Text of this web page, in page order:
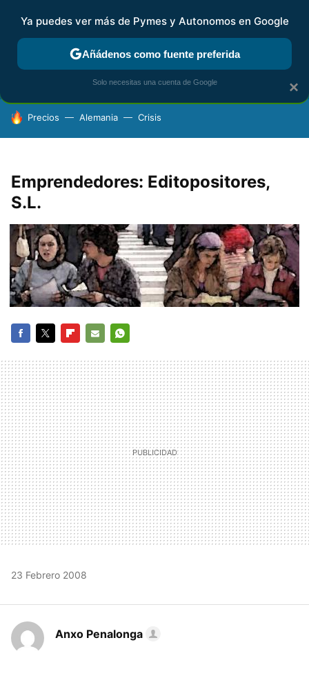
FISCALIDAD Y CONTABILIDAD KIT DIGITAL RENTA
HOY SE HABLA DE
Precios Alemania Crisis
Emprendedores: Editopositores,
S.L.
MAIL
23 Febrero 2008
Anxo Penalonga
×
Ya puedes ver más de Pymes y Autonomos en Google
Añádenos como fuente preferida
Solo necesitas una cuenta de Google